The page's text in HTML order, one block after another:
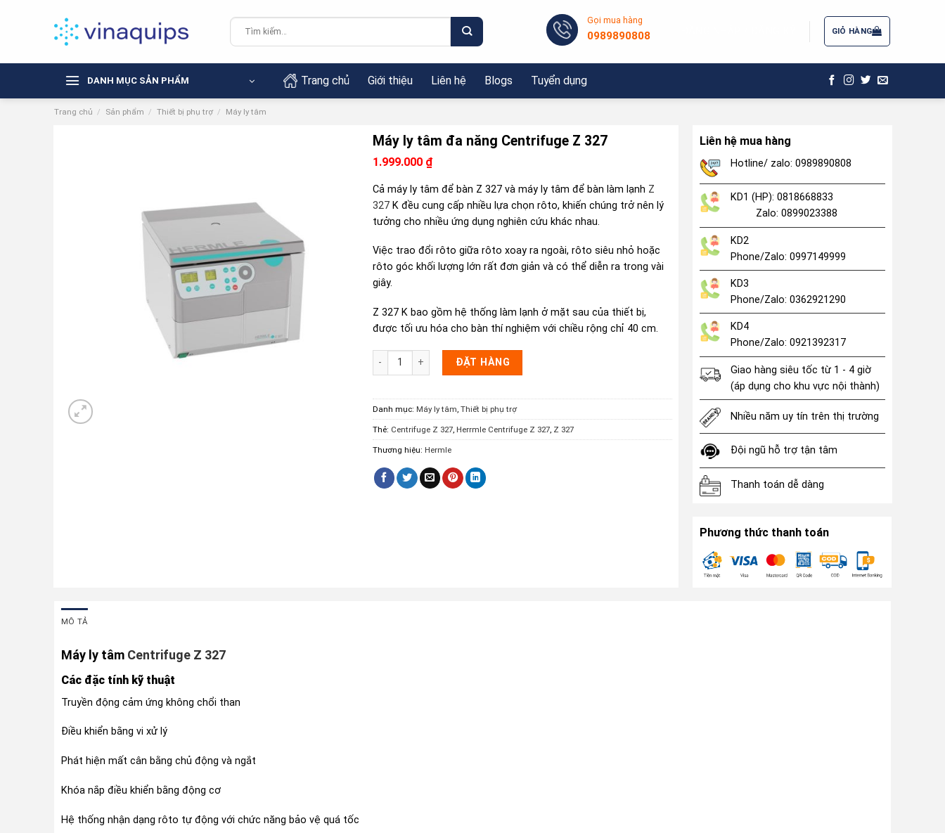
Tìm
kiếm:
Gọi mua hàng
0989890808 GIỎ HÀNG
DANH MỤC SẢN PHẨM Trang chủ Giới thiệu Liên hệ Blogs Tuyển dụng
Trang chủ / Sản phẩm / Thiết bị phụ trợ / Máy ly tâm
Máy ly tâm đa năng Centrifuge Z 327
1.999.000 ₫
Cả máy ly tâm để bàn Z 327 và máy ly tâm để bàn làm lạnh Z
327 K đều cung cấp nhiều lựa chọn rôto, khiến chúng trở nên lý
tưởng cho nhiều ứng dụng nghiên cứu khác nhau.
Việc trao đổi rôto giữa rôto xoay ra ngoài, rôto siêu nhỏ hoặc
rôto góc khối lượng lớn rất đơn giản và có thể diễn ra trong vài
giây.
Z 327 K bao gồm hệ thống làm lạnh ở mặt sau của thiết bị,
được tối ưu hóa cho bàn thí nghiệm với chiều rộng chỉ 40 cm.
Máy ly tâm đa năng Centrifuge Z 327 số lượng
ĐẶT HÀNG
Danh mục: Máy ly tâm ,Thiết bị phụ trợ
Thẻ: Centrifuge Z 327 Herrmle Centrifuge Z 327 Z 327
Thương hiệu: Hermle
Liên hệ mua hàng
Hotline/ zalo: 0989890808
KD1 (HP): 0818668833
Zalo: 0899023388
KD2
Phone/Zalo: 0997149999
KD3
Phone/Zalo: 0362921290
KD4
Phone/Zalo: 0921392317
Giao hàng siêu tốc từ 1 - 4 giờ
(áp dụng cho khu vực nội thành)
Nhiều năm uy tín trên thị trường
Đội ngũ hỗ trợ tận tâm
Thanh toán dễ dàng
Phương thức thanh toán
MÔ TẢ
Máy ly tâm Centrifuge Z 327
Các đặc tính kỹ thuật
Truyền động cảm ứng không chổi than
Điều khiển bằng vi xử lý
Phát hiện mất cân bằng chủ động và ngắt
Khóa nắp điều khiển bằng động cơ
Hệ thống nhận dạng rôto tự động với chức năng bảo vệ quá tốc